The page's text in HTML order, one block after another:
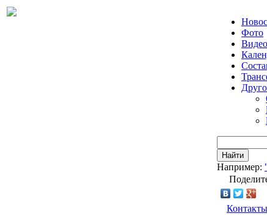
Фото
Видео
Найти
Например:
Контакты